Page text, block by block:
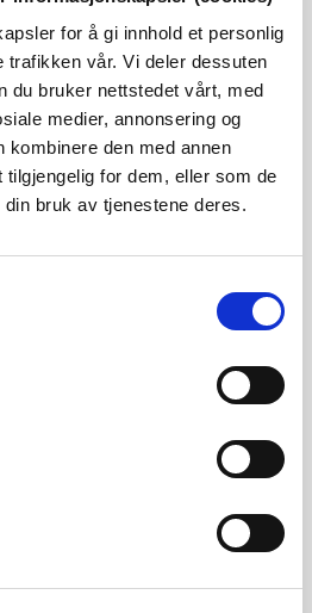
for å gi innhold et personlig
trafikken vår. Vi deler dessuten
du bruker nettstedet vårt, med
medier, annonsering og
kombinere den med annen
tilgjengelig for dem, eller som de
bruk av tjenestene deres.
og auka vassuttak. NVE vurderer
for anadrom fisk og
planane derfor er eit
vassressurslova § 8.
tlf. 905 30 984
av
for utviding av